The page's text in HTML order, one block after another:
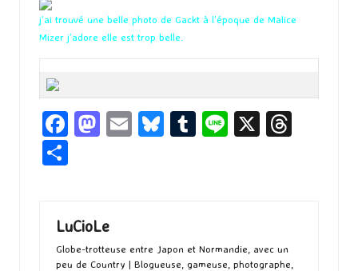
j’ai trouvé une belle photo de Gackt à l’époque de Malice
Mizer j’adore elle est trop belle.
Fa
o
k
M
o
n
E
Bl T
Li X
g
er
LuCioLe
Globe-trotteuse entre Japon et Normandie, avec un
peu de Country | Blogueuse, gameuse, photographe,